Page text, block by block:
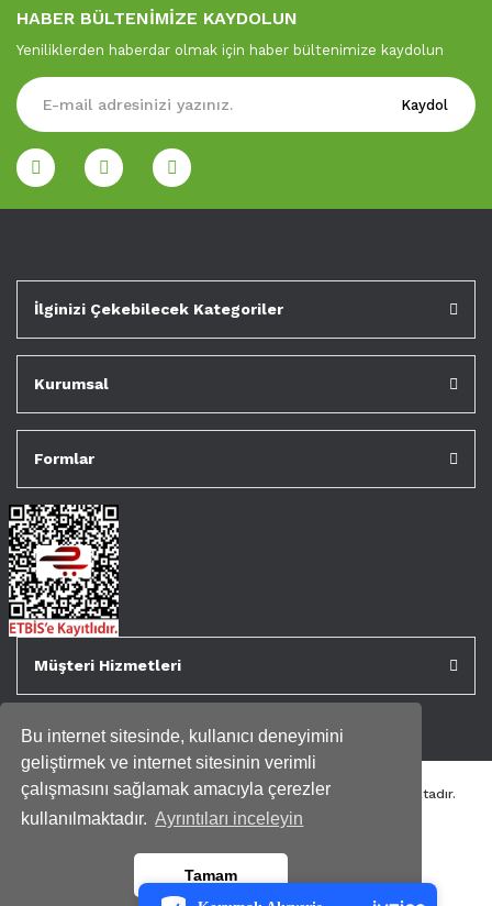
Bu internet sitesinde, kullanıcı deneyimini
geliştirmek ve internet sitesinin verimli
çalışmasını sağlamak amacıyla çerezler
kullanılmaktadır. Ayrıntıları inceleyin
Tamam7/24 Canlı Destek
HABER BÜLTENİMİZE KAYDOLUN
Yeniliklerden haberdar olmak için haber bültenimize kaydolun
Kaydol
İlginizi Çekebilecek Kategoriler
Kurumsal
Formlar
Müşteri Hizmetleri
Tüm kredi kartı bilgileriniz 256bit SSL Sertifikası ile korunmaktadır.
Genispencere.com Tüm Hakları Saklıdır.